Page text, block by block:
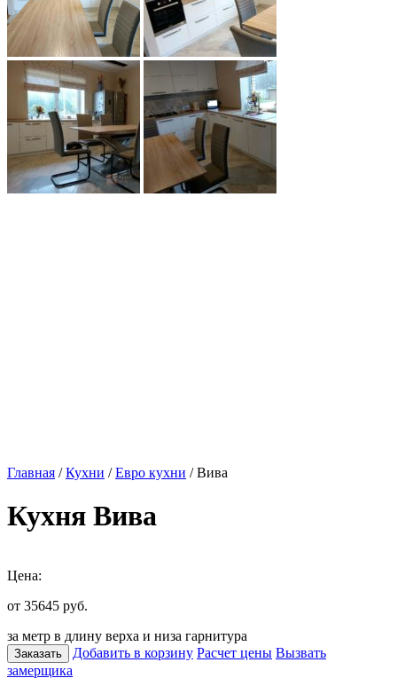
Главная /Кухни /Евро кухни / Вива
Кухня Вива
Цена:
от 35645 руб.
за метр в длину верха и низа гарнитура
Заказать Добавить в корзину Расчет цены Вызвать
замерщика